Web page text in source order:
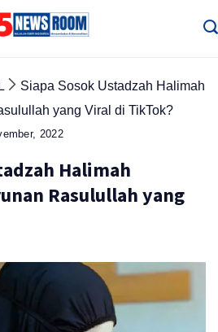
Siapa Sosok Ustadzah Halimah
yang Viral di TikTok?
2022
Halimah
Rasulullah yang